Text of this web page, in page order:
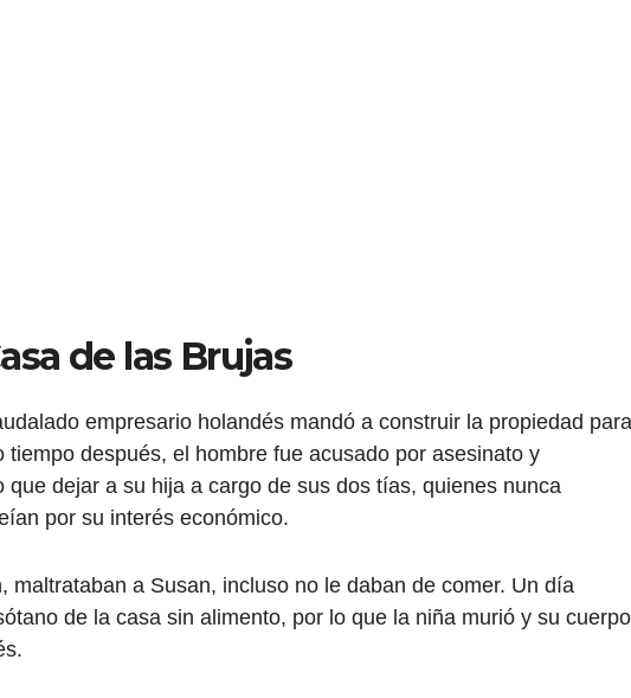
de las Brujas
empresario holandés mandó a construir la propiedad para
tiempo después, el hombre fue acusado por asesinato y
que dejar a su hija a cargo de sus dos tías, quienes nunca
por su interés económico.
maltrataban a Susan, incluso no le daban de comer. Un día
de la casa sin alimento, por lo que la niña murió y su cuerpo